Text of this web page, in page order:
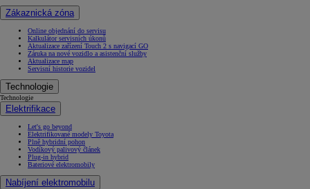
Zákaznická zóna
Online objednání do servisu
Kalkulátor servisních úkonů
Aktualizace zařízení Touch 2 s navigací GO
Záruka na nové vozidlo a asistenční služby
Aktualizace map
Servisní historie vozidel
Technologie
Technologie
Elektrifikace
Let's go beyond
Elektrifikované modely Toyota
Plně hybridní pohon
Vodíkový palivový článek
Plug-in hybrid
Bateriové elektromobily
Nabíjení elektromobilu